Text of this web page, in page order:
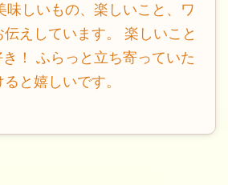
味しいもの、楽しいこと、ワ
えしています。 楽しいこと
！ ふらっと立ち寄っていた
ると嬉しいです。